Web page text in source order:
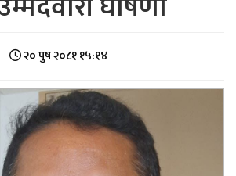
२० पुष २०८१ १५:१४